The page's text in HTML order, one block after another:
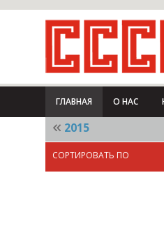
ГЛАВНАЯ О НАС
2015
СОРТИРОВАТЬ ПО